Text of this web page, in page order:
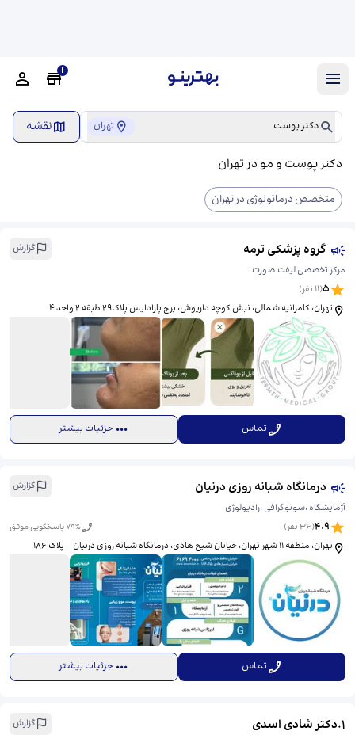
دکتر پوست تهران نقشه
دکتر پوست و مو در تهران
متخصص درماتولوژی در تهران
گروه پزشکی ترمه
گزارش
مرکز تخصصی لیفت صورت
5
(
11 نفر)
تهران، کامرانیه شمالی، ​نبش کوچه داریوش، برج پارادایس پلاک29 طبقه 2 واحد 4
تماس جزئیات بیشتر
درمانگاه شبانه روزی درنیان
گزارش
آژمایشگاه ،سونوگرافی ،رادیولوژی
4.9
(
36نفر) 79% پاسخگویی موفق
تهران، منطقه ۱۱ شهر تهران، خیابان شیخ هادی، ​درمانگاه شبانه روزی درنیان - پلاک 186
تماس جزئیات بیشتر
1
.دکتر شادی اسدی
گزارش